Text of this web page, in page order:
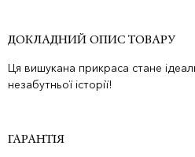
ДОКЛАДНИЙ ОПИС ТОВАРУ
Ця вишукана прикраса стане
незабутньої історії!
ГАРАНТІЯ